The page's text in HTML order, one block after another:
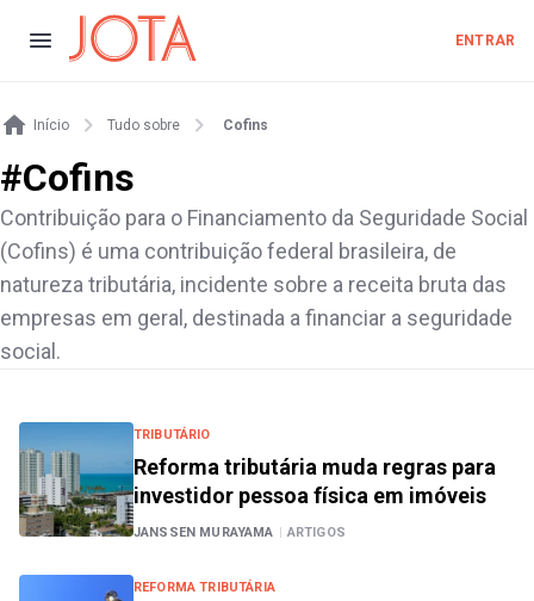
ENTRAR
Início Tudo sobre Cofins
#Cofins
Contribuição para o Financiamento da Seguridade Social
(Cofins) é uma contribuição federal brasileira, de
natureza tributária, incidente sobre a receita bruta das
empresas em geral, destinada a financiar a seguridade
social.
TRIBUTÁRIO
Reforma tributária muda regras para
investidor pessoa física em imóveis
JANSSEN MURAYAMA | ARTIGOS
REFORMA TRIBUTÁRIA